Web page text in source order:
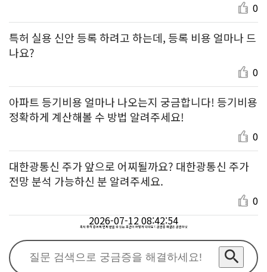
0
특허 실용 신안 등록 하려고 하는데, 등록 비용 얼마나 드
나요?
0
아파트 등기비용 얼마나 나오는지 궁금합니다! 등기비용
정확하게 계산해볼 수 방법 알려주세요!
0
대한광통신 주가 앞으로 어찌될까요? 대한광통신 주가
전망 분석 가능하신 분 알려주세요.
0
2026-07-12 08:42:54
혹시 주식 증여세 면제 받을 수 있는 조건이 어떻게 되나요? : 궁금증 해결은 궁금하넷